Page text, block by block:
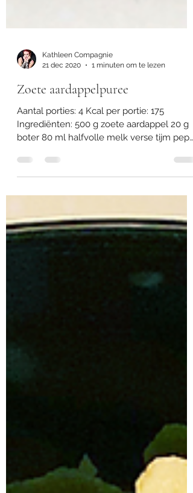
Kathleen Compagnie
21 dec 2020
1 minuten om te lezen
Zoete aardappelpuree
Aantal porties: 4 Kcal per portie: 175
boter 80 ml halfvolle melk verse tijm peper
en zout...